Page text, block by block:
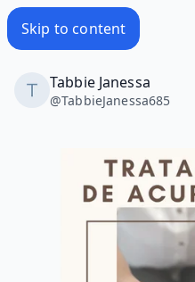
Skip to content
Tabbie Janessa
@TabbieJanessa685